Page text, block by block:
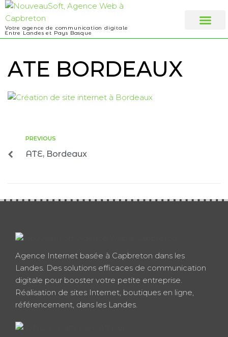
Votre agence de communication digitale
Entre Landes et Pays Basque
ATE BORDEAUX
PREVIOUS
ATE, Bordeaux
Agence Internet basée à Capbreton dans les
Landes. Des solutions efficaces de communication
digitale pour booster votre petite entreprise.
Réalisation de sites Internet, boutiques en ligne,
référencement, dans les Landes.